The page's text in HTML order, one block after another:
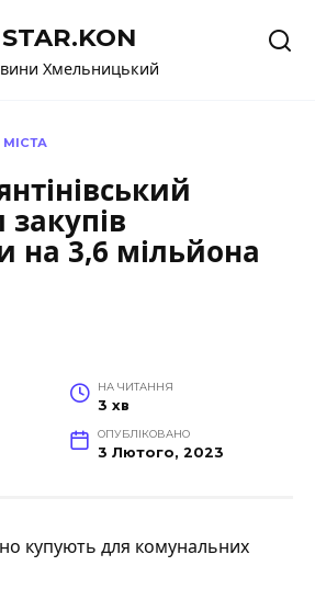
STAR.KON
Хмельницький
на 3,6 мільйона
НА ЧИТАННЯ
3 хв
ОПУБЛІКОВАНО
3 Лютого, 2023
купують для комунальних